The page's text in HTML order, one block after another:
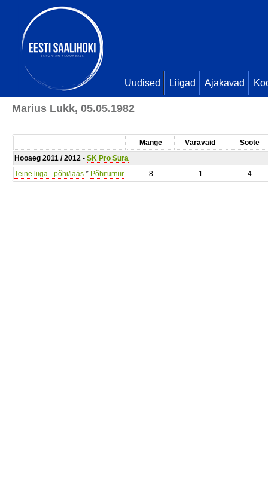
Uudised Liigad Ajakavad
Marius Lukk, 05.05.1982
Mänge Väravaid
Sööte
Hooaeg 2011 / 2012 - SK Pro Sura
Teine liiga - põhi/lääs * Põhiturniir 8 1 4